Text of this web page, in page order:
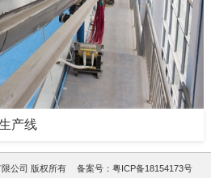
产线
公司 版权所有 备案号： 粤ICP备18154173号